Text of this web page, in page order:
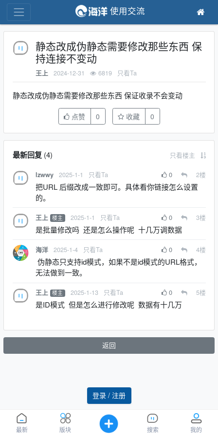
最新 版块 搜索 我的
登录 / 注册
使用交流
静态改成伪静态需要修改那些东西 保
持连接不变动
王上 2024-12-31 6819 只看Ta
静态改成伪静态需要修改那些东西 保证收录不会变动
点赞 0 收藏 0
最新回复(4) 只看楼主
lzwwy 2025-1-1 只看Ta 0 2楼
把URL 后缀改成一致即可。具体看你链接怎么设置
的。
王上 楼主 2025-1-1 只看Ta 0 3楼
是批量修改吗 还是怎么操作呢 十几万调数据
海洋 2025-1-4 只看Ta 0 4楼
伪静态只支持id模式，如果不是id模式的URL格式，
无法做到一致。
王上 楼主 2025-1-13 只看Ta 0 5楼
是ID模式 但是怎么进行修改呢 数据有十几万
返回